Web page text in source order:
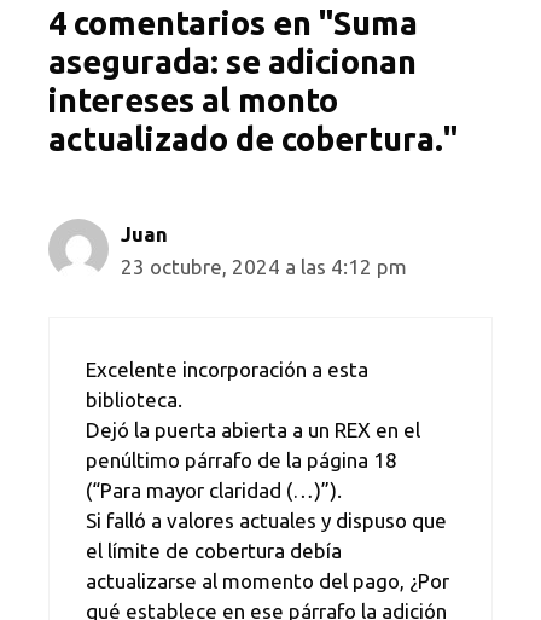
4 comentarios en "Suma
asegurada: se adicionan
intereses al monto
actualizado de cobertura."
Juan
23 octubre, 2024 a las 4:12 pm
Excelente incorporación a esta
biblioteca.
Dejó la puerta abierta a un REX en el
penúltimo párrafo de la página 18
(“Para mayor claridad (…)”).
Si falló a valores actuales y dispuso que
el límite de cobertura debía
actualizarse al momento del pago, ¿Por
qué establece en ese párrafo la adición